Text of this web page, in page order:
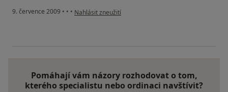
9. července 2009 • • • podle názoru uživatele Slávka
Nahlásit zneužití
Pomáhají vám názory rozhodovat o tom,
kterého specialistu nebo ordinaci navštívit?